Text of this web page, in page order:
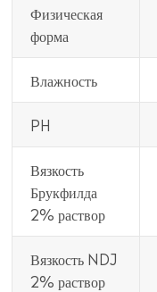
Физическая
форма
Влажность
PH
Вязкость
Брукфилда
2% раствор
Вязкость NDJ
2% раствор